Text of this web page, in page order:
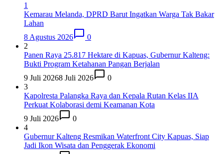
1
Kemarau Melanda, DPRD Barut Ingatkan Warga Tak Bakar
Lahan
8 Agustus 2026
0
2
Panen Raya 25.817 Hektare di Kapuas, Gubernur Kalteng:
Bukti Program Ketahanan Pangan Berjalan
9 Juli 20268 Juli 2026
0
3
Kapolresta Palangka Raya dan Kepala Rutan Kelas IIA
Perkuat Kolaborasi demi Keamanan Kota
9 Juli 2026
0
4
Gubernur Kalteng Resmikan Waterfront City Kapuas, Siap
Jadi Ikon Wisata dan Penggerak Ekonomi